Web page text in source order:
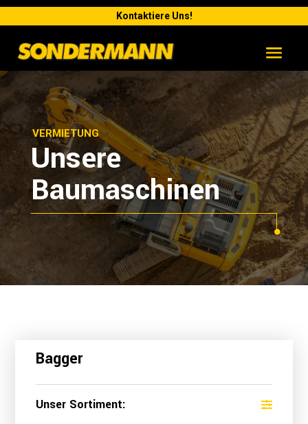
Kontaktiere Uns!
VERMIETUNG
Unsere
Baumaschinen
Bagger
Unser Sortiment: